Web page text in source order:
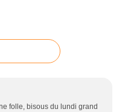
folle, bisous du lundi grand